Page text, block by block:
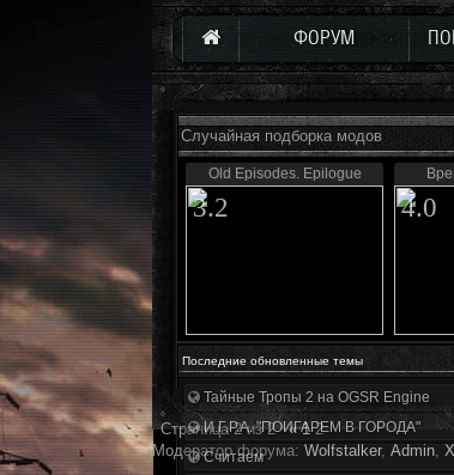
ФОРУМ
Случайная подборка модов
Old Episodes. Epilogue
3.2 4.0
Последние обновленные темы
Тайные Тропы 2 на OGSR Engine
И.Г.Р.А. "ПОИГАРЕМ В ГОРОДА"
Считаем
Страница2из2 « 1 2
Модератор форума: Wolfstalker, Аdmin,